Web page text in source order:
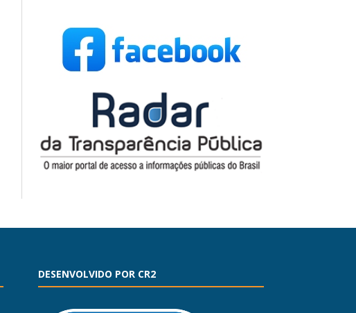
DESENVOLVIDO POR CR2